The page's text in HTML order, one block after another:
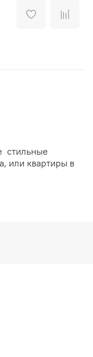
стильные
или квартиры в
надежный